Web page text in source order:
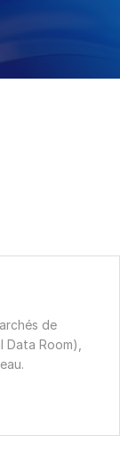
de
Room),